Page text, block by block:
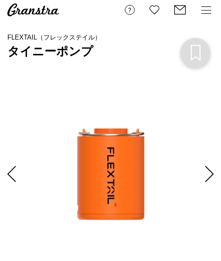
FLEXTAIL（フレックステイル）
タイニーポンプ